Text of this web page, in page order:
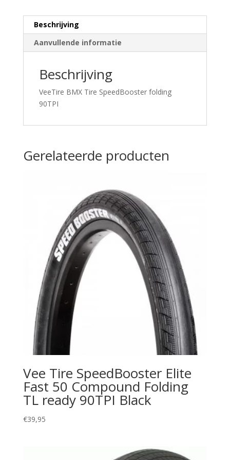
Beschrijving
Aanvullende informatie
Beschrijving
VeeTire BMX Tire SpeedBooster folding
90TPI
Gerelateerde producten
Vee Tire SpeedBooster Elite
Fast 50 Compound Folding
TL ready 90TPI Black
€39,95